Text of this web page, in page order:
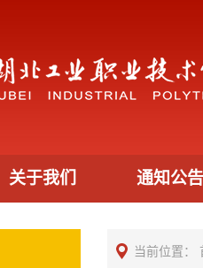
关于我们 通知公
当前位置：